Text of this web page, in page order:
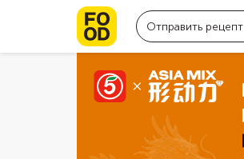
Отправить рецепт